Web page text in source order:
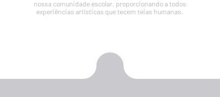
nossa comunidade escolar, proporcionando a todos
experiências artísticas que tecem teias humanas.